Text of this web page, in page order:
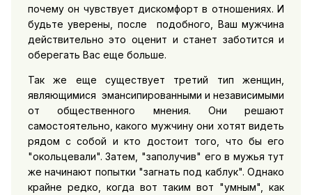
почему он чувствует дискомфорт в отношениях. И
будьте уверены, после подобного, Ваш мужчина
действительно это оценит и станет заботится и
оберегать Вас еще больше.
Так же еще существует третий тип женщин,
являющимися эмансипированными и независимыми
от общественного мнения. Они решают
самостоятельно, какого мужчину они хотят видеть
рядом с собой и кто достоит того, что бы его
"окольцевали". Затем, "заполучив" его в мужья тут
же начинают попытки "загнать под каблук". Однако
крайне редко, когда вот таким вот "умным", как